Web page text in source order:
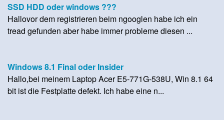
SSD HDD oder windows ???
Hallovor dem registrieren beim ngooglen habe ich ein
tread gefunden aber habe immer probleme diesen ...
Windows 8.1 Final oder Insider
Hallo,bei meinem Laptop Acer E5-771G-538U, Win 8.1 64
bit ist die Festplatte defekt. Ich habe eine n...